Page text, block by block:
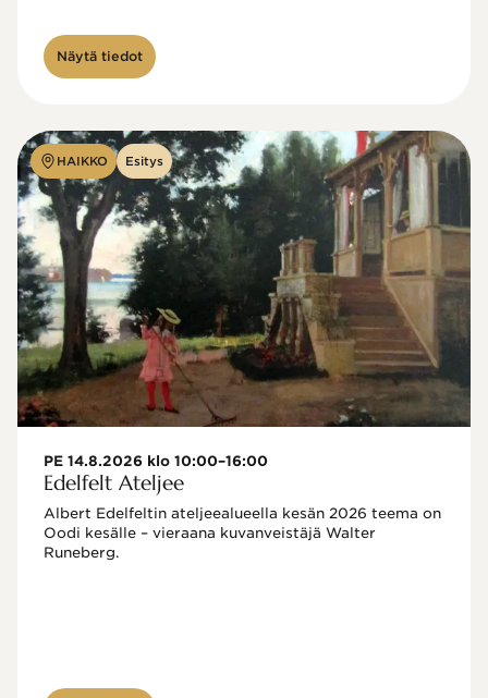
Näytä tiedot
HAIKKO Esitys
PE 14.8.2026 klo 10:00–16:00
Edelfelt Ateljee
Albert Edelfeltin ateljeealueella kesän 2026 teema on
Oodi kesälle – vieraana kuvanveistäjä Walter